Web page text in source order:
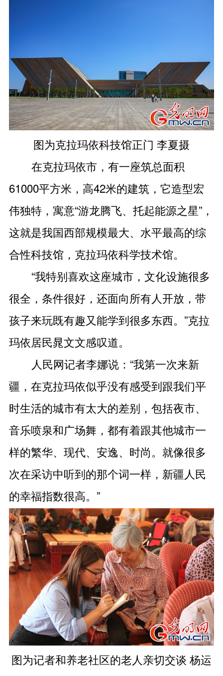
图为克拉玛依科技馆正门 李夏摄
在克拉玛依市，有一座筑总面积
61000平方米，高42米的建筑，它造型宏
伟独特，寓意“游龙腾飞、托起能源之星”，
这就是我国西部规模最大、水平最高的综
合性科技馆，克拉玛依科学技术馆。
“我特别喜欢这座城市，文化设施很多
很全，条件很好，还面向所有人开放，带
孩子来玩既有趣又能学到很多东西。”克拉
玛依居民晁文文感叹道。
人民网记者李娜说：“我第一次来新
疆，在克拉玛依似乎没有感受到跟我们平
时生活的城市有太大的差别，包括夜市、
音乐喷泉和广场舞，都有着跟其他城市一
样的繁华、现代、安逸、时尚。就像很多
次在采访中听到的那个词一样，新疆人民
的幸福指数很高。”
图为记者和养老社区的老人亲切交谈 杨运